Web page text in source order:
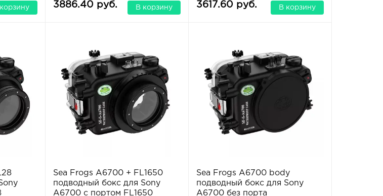
3886.40 руб. В корзину 3617.60 руб. В корзину
Sea Frogs A6700 + FL1650
подводный бокс для Sony
A6700 с портом FL1650
Sea Frogs A6700 body
подводный бокс для Sony
A6700 без порта